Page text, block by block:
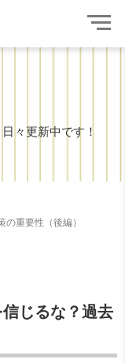
々更新中です！
の重要性（後編）
信じるな？過去